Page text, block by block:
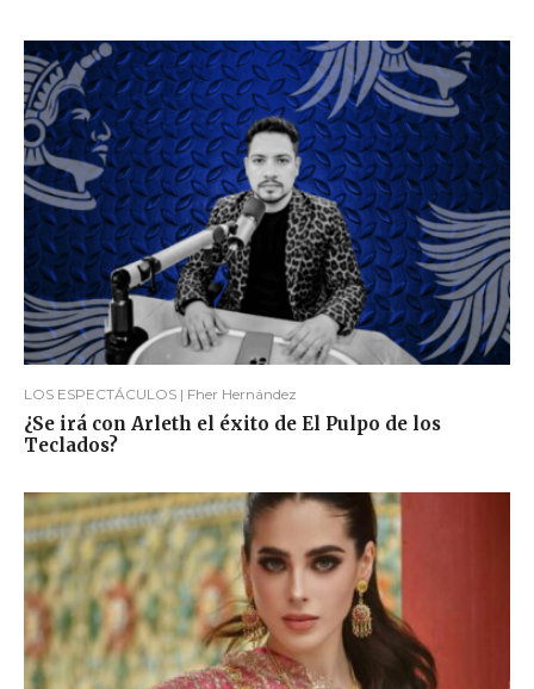
LOS ESPECTÁCULOS | Fher Hernández
¿Se irá con Arleth el éxito de El Pulpo de los
Teclados?